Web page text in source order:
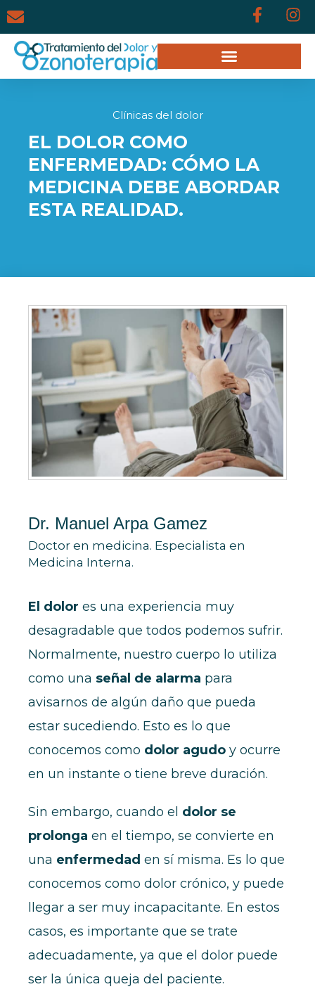
Clínicas del dolor
EL DOLOR COMO
ENFERMEDAD: CÓMO LA
MEDICINA DEBE ABORDAR
ESTA REALIDAD.
Dr. Manuel Arpa Gamez
Doctor en medicina. Especialista en
Medicina Interna.
El dolor es una experiencia muy
desagradable que todos podemos sufrir.
Normalmente, nuestro cuerpo lo utiliza
como una señal de alarma para
avisarnos de algún daño que pueda
estar sucediendo. Esto es lo que
conocemos como dolor agudo y ocurre
en un instante o tiene breve duración.
Sin embargo, cuando el dolor se
prolonga en el tiempo, se convierte en
una enfermedad en sí misma. Es lo que
conocemos como dolor crónico, y puede
llegar a ser muy incapacitante. En estos
casos, es importante que se trate
adecuadamente, ya que el dolor puede
ser la única queja del paciente.